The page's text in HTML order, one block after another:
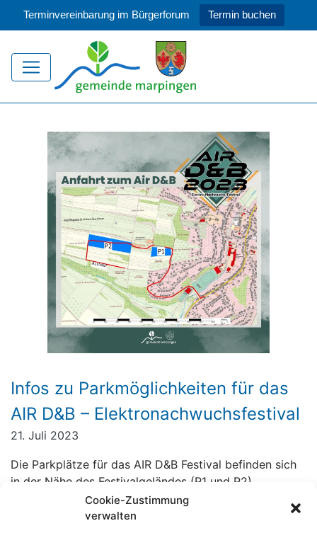
Terminvereinbarung im Bürgerforum Termin buchen
Cookie-Zustimmung
verwalten
Infos zu Parkmöglichkeiten für das
AIR D&B – Elektronachwuchsfestival
21. Juli 2023
Die Parkplätze für das AIR D&B Festival befinden sich
in der Nähe des Festivalgeländes (P1 und P2).
Ihr erreicht diese über die Straße „Zum Flugplatz“.